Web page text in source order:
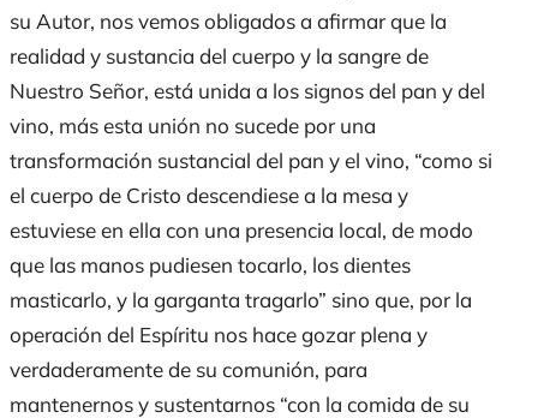
su Autor, nos vemos obligados a afirmar que la
realidad y sustancia del cuerpo y la sangre de
Nuestro Señor, está unida a los signos del pan y del
vino, más esta unión no sucede por una
transformación sustancial del pan y el vino, “como si
el cuerpo de Cristo descendiese a la mesa y
estuviese en ella con una presencia local, de modo
que las manos pudiesen tocarlo, los dientes
masticarlo, y la garganta tragarlo” sino que, por la
operación del Espíritu nos hace gozar plena y
verdaderamente de su comunión, para
mantenernos y sustentarnos “con la comida de su